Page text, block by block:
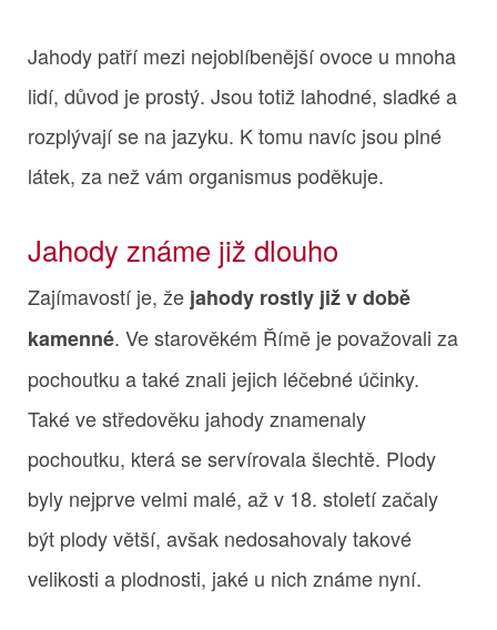
Jahody patří mezi nejoblíbenější ovoce u mnoha
lidí, důvod je prostý. Jsou totiž lahodné, sladké a
rozplývají se na jazyku. K tomu navíc jsou plné
látek, za než vám organismus poděkuje.
Jahody známe již dlouho
Zajímavostí je, že jahody rostly již v době
kamenné. Ve starověkém Římě je považovali za
pochoutku a také znali jejich léčebné účinky.
Také ve středověku jahody znamenaly
pochoutku, která se servírovala šlechtě. Plody
byly nejprve velmi malé, až v 18. století začaly
být plody větší, avšak nedosahovaly takové
velikosti a plodnosti, jaké u nich známe nyní.